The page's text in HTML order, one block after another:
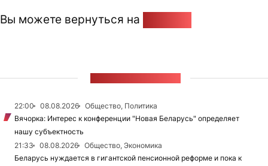
Вы можете вернуться на
22:00 08.08.2026
Общество, Политика
Вячорка: Интерес к конференции "Новая Беларусь" определяет
нашу субъектность
21:33
08.08.2026
Общество, Экономика
Беларусь нуждается в гигантской пенсионной реформе и пока к